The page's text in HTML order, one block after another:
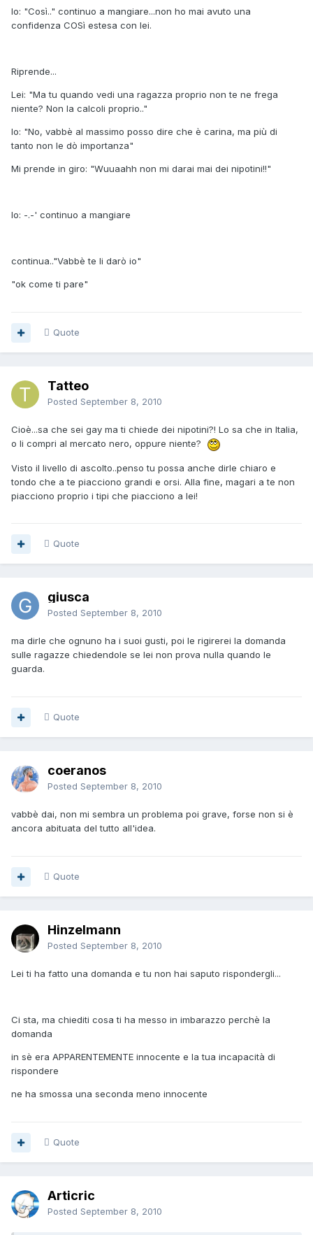
Io: "Così.." continuo a mangiare...non ho mai avuto una
confidenza COSì estesa con lei.
Riprende...
Lei: "Ma tu quando vedi una ragazza proprio non te ne frega
niente? Non la calcoli proprio.."
Io: "No, vabbè al massimo posso dire che è carina, ma più di
tanto non le dò importanza"
Mi prende in giro: "Wuuaahh non mi darai mai dei nipotini!!"
Io: -.-' continuo a mangiare
continua.."Vabbè te li darò io"
"ok come ti pare"
Quote
Tatteo
Posted September 8, 2010
Cioè...sa che sei gay ma ti chiede dei nipotini?! Lo sa che in Italia,
o li compri al mercato nero, oppure niente?
Visto il livello di ascolto..penso tu possa anche dirle chiaro e
tondo che a te piacciono grandi e orsi. Alla fine, magari a te non
piacciono proprio i tipi che piacciono a lei!
Quote
giusca
Posted September 8, 2010
ma dirle che ognuno ha i suoi gusti, poi le rigirerei la domanda
sulle ragazze chiedendole se lei non prova nulla quando le
guarda.
Quote
coeranos
Posted September 8, 2010
vabbè dai, non mi sembra un problema poi grave, forse non si è
ancora abituata del tutto all'idea.
Quote
Hinzelmann
Posted September 8, 2010
Lei ti ha fatto una domanda e tu non hai saputo rispondergli...
Ci sta, ma chiediti cosa ti ha messo in imbarazzo perchè la
domanda
in sè era APPARENTEMENTE innocente e la tua incapacità di
rispondere
ne ha smossa una seconda meno innocente
Quote
Articric
Posted September 8, 2010